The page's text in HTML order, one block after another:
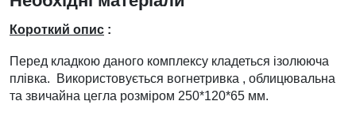
Короткий опис :
Перед кладкою даного комплексу кладеться ізолююча
плівка. Використовується вогнетривка , облицювальна
та звичайна цегла розміром 250*120*65 мм.